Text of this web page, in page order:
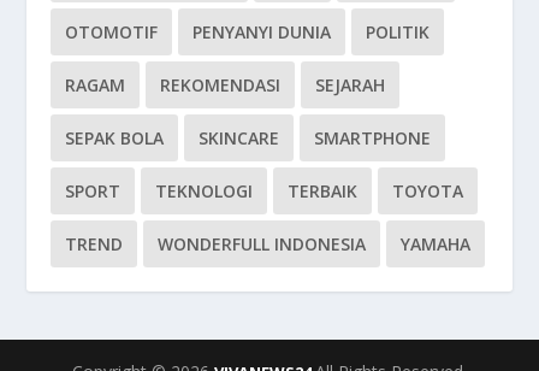
OTOMOTIF PENYANYI DUNIA POLITIK
RAGAM REKOMENDASI SEJARAH
SEPAK BOLA SKINCARE SMARTPHONE
SPORT TEKNOLOGI TERBAIK TOYOTA
TREND WONDERFULL INDONESIA YAMAHA